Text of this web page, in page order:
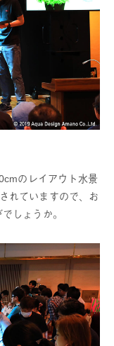
のレイアウト水景
れていますので、お
しょうか。